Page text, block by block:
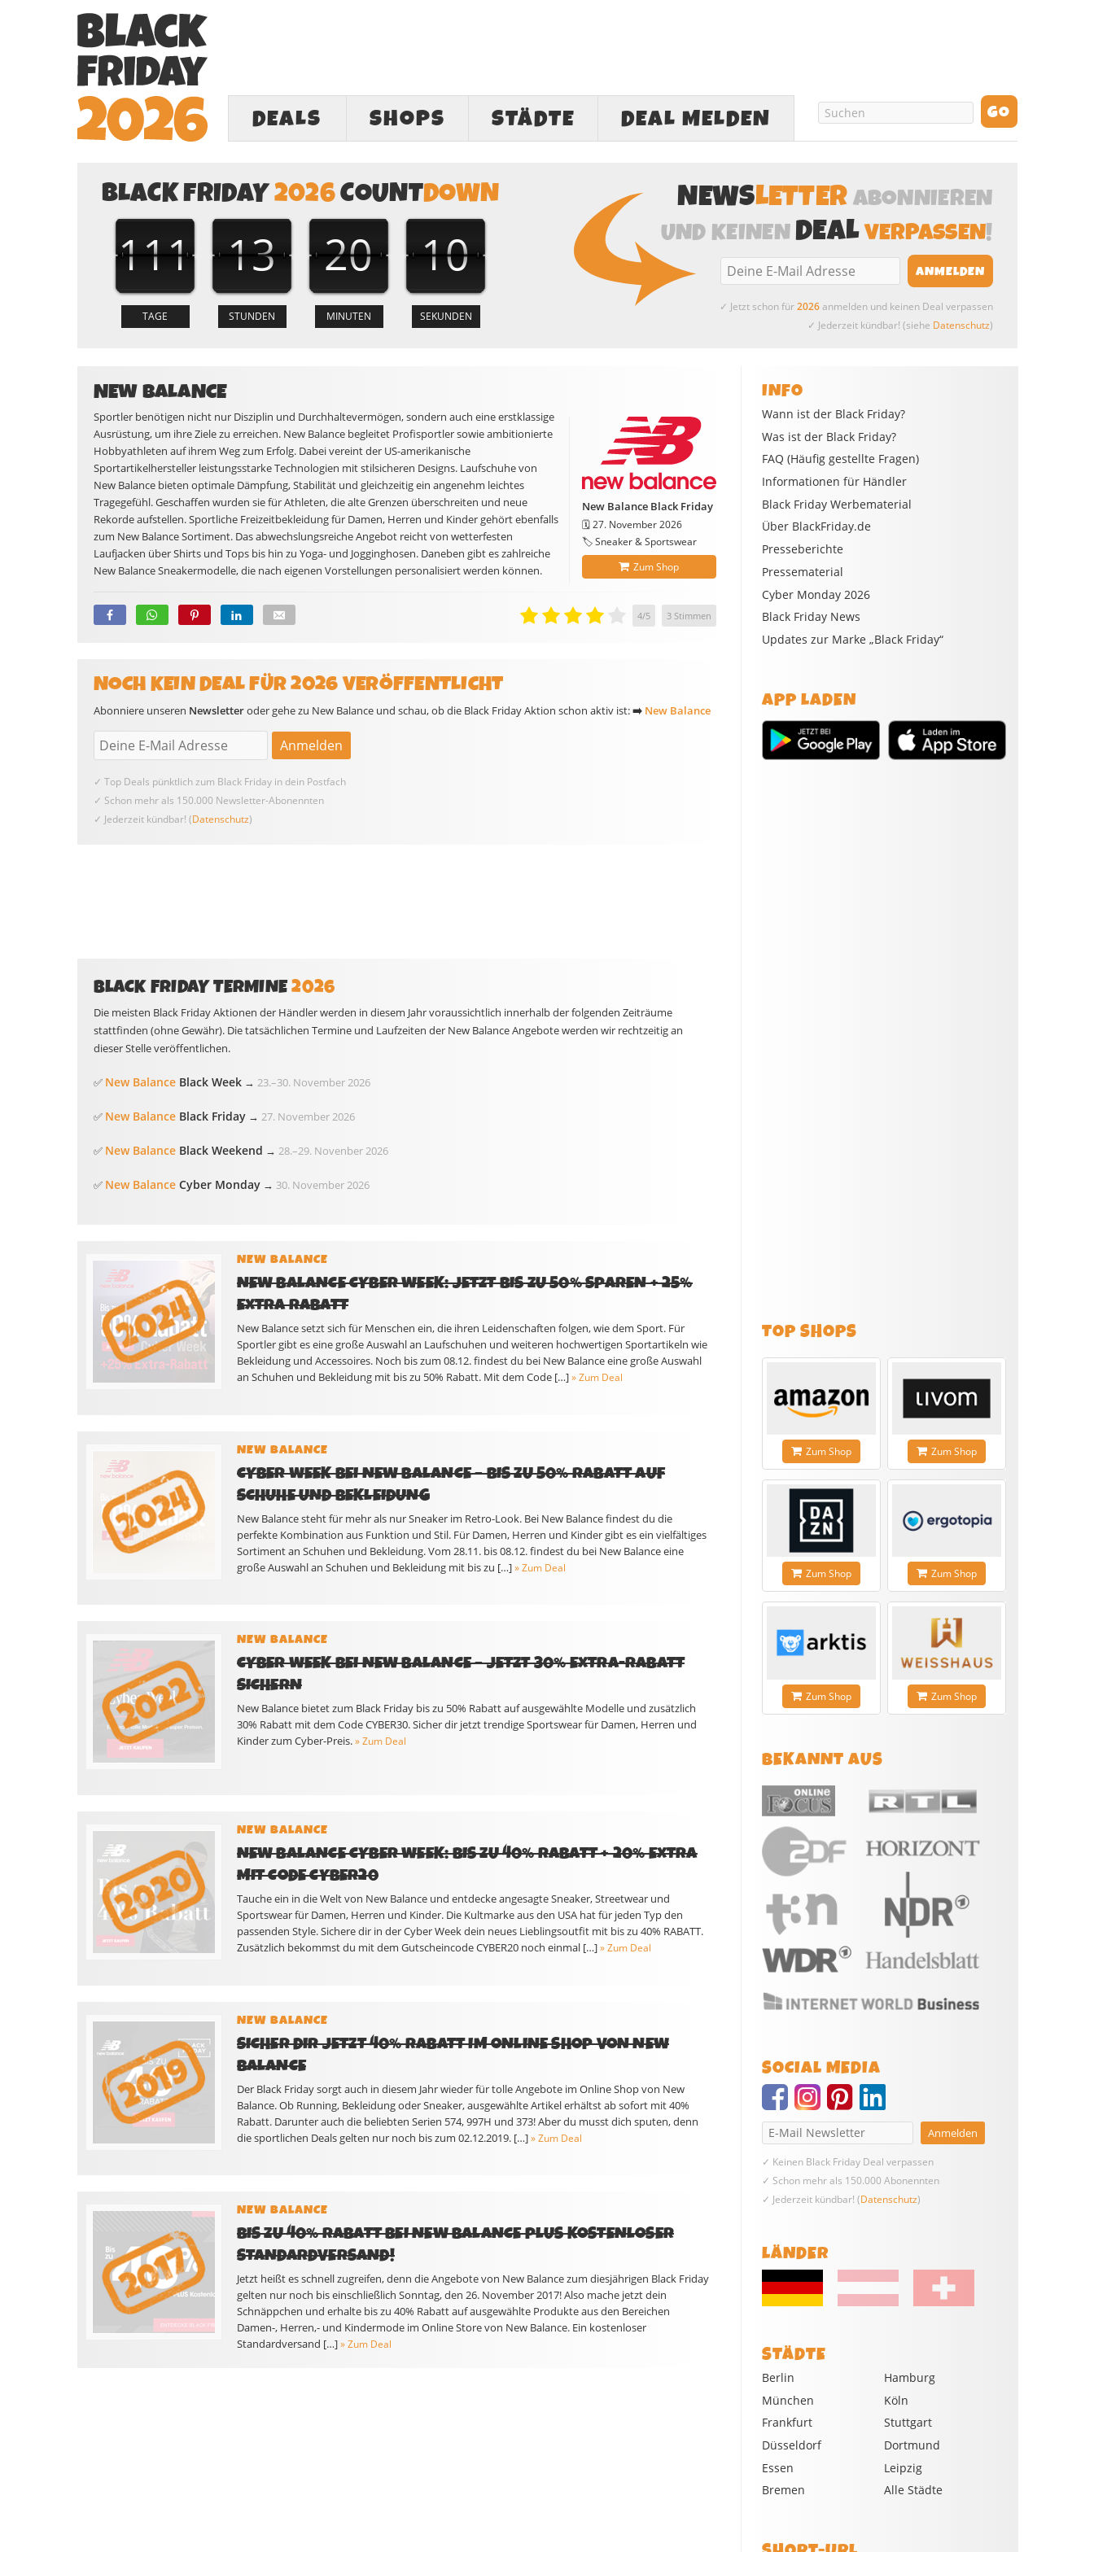
DEALS SHOPS STÄDTE DEAL MELDEN
BLACK FRIDAY2026COUNTDOWN
111 13 20 9
NEWSLETTERABONNIEREN
UND KEINENDEALVERPASSEN!
✓ Jetzt schon für2026anmelden und keinen Deal verpassen
✓ Jederzeit kündbar! (siehe Datenschutz)
NEW BALANCE
New Balance Black Friday
🗓️27. November 2026
🏷️ Sneaker & Sportswear
Zum Shop
Sportler benötigen nicht nur Disziplin und Durchhaltevermögen, sondern auch eine erstklassige
Ausrüstung, um ihre Ziele zu erreichen. New Balance begleitet Profisportler sowie ambitionierte
Hobbyathleten auf ihrem Weg zum Erfolg. Dabei vereint der US-amerikanische
Sportartikelhersteller leistungsstarke Technologien mit stilsicheren Designs. Laufschuhe von
New Balance bieten optimale Dämpfung, Stabilität und gleichzeitig ein angenehm leichtes
Tragegefühl. Geschaffen wurden sie für Athleten, die alte Grenzen überschreiten und neue
Rekorde aufstellen. Sportliche Freizeitbekleidung für Damen, Herren und Kinder gehört ebenfalls
zum New Balance Sortiment. Das abwechslungsreiche Angebot reicht von wetterfesten
Laufjacken über Shirts und Tops bis hin zu Yoga- und Jogginghosen. Daneben gibt es zahlreiche
New Balance Sneakermodelle, die nach eigenen Vorstellungen personalisiert werden können.
4/5 3Stimmen
NOCH KEIN DEAL FÜR 2026 VERÖFFENTLICHT
Abonniere unseren Newsletteroder gehe zu New Balance und schau, ob die Black Friday Aktion schon aktiv ist:➡️ New Balance
✓ Top Deals pünktlich zum Black Friday in dein Postfach
✓ Schon mehr als 150.000 Newsletter-Abonennten
✓ Jederzeit kündbar! (Datenschutz)
BLACK FRIDAY TERMINE2026
Die meisten Black Friday Aktionen der Händler werden in diesem Jahr voraussichtlich innerhalb der folgenden Zeiträume
stattfinden (ohne Gewähr). Die tatsächlichen Termine und Laufzeiten der New Balance Angebote werden wir rechtzeitig an
dieser Stelle veröffentlichen.
✅ New BalanceBlack Week → 23.–30. November 2026
✅ New BalanceBlack Friday → 27. November 2026
✅ New BalanceBlack Weekend → 28.–29. Novenber 2026
✅ New BalanceCyber Monday → 30. November 2026
NEW BALANCE
NEW BALANCE CYBER WEEK: JETZT BIS ZU 50% SPAREN + 25%
EXTRA RABATT
New Balance setzt sich für Menschen ein, die ihren Leidenschaften folgen, wie dem Sport. Für
Sportler gibt es eine große Auswahl an Laufschuhen und weiteren hochwertigen Sportartikeln wie
Bekleidung und Accessoires. Noch bis zum 08.12. findest du bei New Balance eine große Auswahl
an Schuhen und Bekleidung mit bis zu 50% Rabatt. Mit dem Code […] » Zum Deal
NEW BALANCE
CYBER WEEK BEI NEW BALANCE – BIS ZU 50% RABATT AUF
SCHUHE UND BEKLEIDUNG
New Balance steht für mehr als nur Sneaker im Retro-Look. Bei New Balance findest du die
perfekte Kombination aus Funktion und Stil. Für Damen, Herren und Kinder gibt es ein vielfältiges
Sortiment an Schuhen und Bekleidung. Vom 28.11. bis 08.12. findest du bei New Balance eine
große Auswahl an Schuhen und Bekleidung mit bis zu […] » Zum Deal
NEW BALANCE
CYBER WEEK BEI NEW BALANCE – JETZT 30% EXTRA-RABATT
SICHERN
New Balance bietet zum Black Friday bis zu 50% Rabatt auf ausgewählte Modelle und zusätzlich
30% Rabatt mit dem Code CYBER30. Sicher dir jetzt trendige Sportswear für Damen, Herren und
Kinder zum Cyber-Preis. » Zum Deal
NEW BALANCE
NEW BALANCE CYBER WEEK: BIS ZU 40% RABATT + 20% EXTRA
MIT CODE CYBER20
Tauche ein in die Welt von New Balance und entdecke angesagte Sneaker, Streetwear und
Sportswear für Damen, Herren und Kinder. Die Kultmarke aus den USA hat für jeden Typ den
passenden Style. Sichere dir in der Cyber Week dein neues Lieblingsoutfit mit bis zu 40% RABATT.
Zusätzlich bekommst du mit dem Gutscheincode CYBER20 noch einmal […] » Zum Deal
NEW BALANCE
SICHER DIR JETZT 40% RABATT IM ONLINE SHOP VON NEW
BALANCE
Der Black Friday sorgt auch in diesem Jahr wieder für tolle Angebote im Online Shop von New
Balance. Ob Running, Bekleidung oder Sneaker, ausgewählte Artikel erhältst ab sofort mit 40%
Rabatt. Darunter auch die beliebten Serien 574, 997H und 373! Aber du musst dich sputen, denn
die sportlichen Deals gelten nur noch bis zum 02.12.2019. […] » Zum Deal
NEW BALANCE
BIS ZU 40% RABATT BEI NEW BALANCE PLUS KOSTENLOSER
STANDARDVERSAND!
Jetzt heißt es schnell zugreifen, denn die Angebote von New Balance zum diesjährigen Black Friday
gelten nur noch bis einschließlich Sonntag, den 26. November 2017! Also mache jetzt dein
Schnäppchen und erhalte bis zu 40% Rabatt auf ausgewählte Produkte aus den Bereichen
Damen-, Herren,- und Kindermode im Online Store von New Balance. Ein kostenloser
Standardversand […] » Zum Deal
INFO
Wann ist der Black Friday?
Was ist der Black Friday?
FAQ (Häufig gestellte Fragen)
Informationen für Händler
Black Friday Werbematerial
Über BlackFriday.de
Presseberichte
Pressematerial
Cyber Monday 2026
Black Friday News
Updates zur Marke „Black Friday“
APP LADEN
TOP SHOPS
Zum Shop Zum Shop
Zum Shop Zum Shop
Zum Shop Zum Shop
BEKANNT AUS
SOCIAL MEDIA
✓ Keinen Black Friday Deal verpassen
✓ Schon mehr als 150.000 Abonennten
✓ Jederzeit kündbar! (Datenschutz)
LÄNDER
STÄDTE
Berlin
Hamburg
München
Köln
Frankfurt
Stuttgart
Düsseldorf
Dortmund
Essen
Leipzig
Bremen
Alle Städte